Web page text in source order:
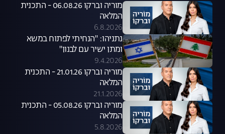
מוריה וברקו 06.08.26 - התכנית
המלאה
6.8.2026
נתניהו: "הנחיתי לפתוח במשא
ומתן ישיר עם לבנון"
9.4.2026
מוריה וברקו 21.01.26 - התכנית
המלאה
21.1.2026
מוריה וברקו 05.08.26 - התכנית
המלאה
5.8.2026